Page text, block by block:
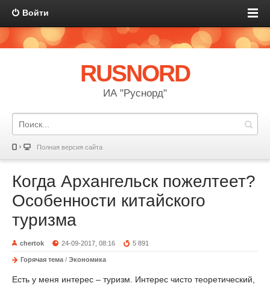
Войти
RUSNORD
ИА "Руснорд"
Полная версия сайта
Когда Архангельск пожелтеет?
Особенности китайского
туризма
chertok 24-09-2017, 08:16 5 891
Горячая тема / Экономика
Есть у меня интерес – туризм. Интерес чисто теоретический,